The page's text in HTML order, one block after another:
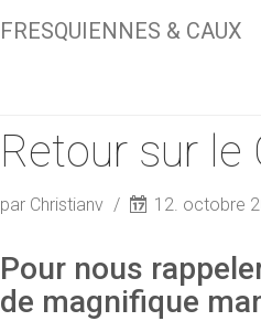
FRESQUIENNES & CAUX
Retour sur le
par Christianv 12. octobre
Pour nous
de magnifique